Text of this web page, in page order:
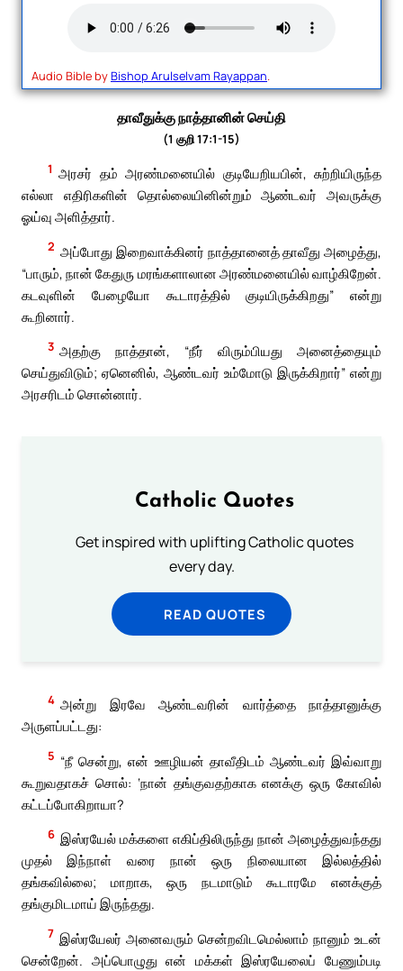
Audio Bible byBishop Arulselvam Rayappan.
தாவீதுக்கு நாத்தானின் செய்தி
(1 குறி 17:1-15)
1 அரசர் தம் அரண்மனையில் குடியேறியபின், சுற்றியிருந்த
எல்லா எதிரிகளின் தொல்லையினின்றும் ஆண்டவர் அவருக்கு
ஓய்வு அளித்தார்.
2 அப்போது இறைவாக்கினர் நாத்தானைத் தாவீது அழைத்து,
“பாரும், நான் கேதுரு மரங்களாலான அரண்மனையில் வாழ்கிறேன்.
கடவுளின் பேழையோ கூடாரத்தில் குடியிருக்கிறது” என்று
கூறினார்.
3 அதற்கு நாத்தான், “நீர் விரும்பியது அனைத்தையும்
செய்துவிடும்; ஏனெனில், ஆண்டவர் உம்மோடு இருக்கிறார்” என்று
அரசரிடம் சொன்னார்.
Catholic Quotes
Get inspired with uplifting Catholic quotes
every day.
READ QUOTES
4 அன்று இரவே ஆண்டவரின் வார்த்தை நாத்தானுக்கு
அருளப்பட்டது:
5 “நீ சென்று, என் ஊழியன் தாவீதிடம் ஆண்டவர் இவ்வாறு
கூறுவதாகச் சொல்: ‘நான் தங்குவதற்காக எனக்கு ஒரு கோவில்
கட்டப்போகிறாயா?
6 இஸ்ரயேல் மக்களை எகிப்திலிருந்து நான் அழைத்துவந்தது
முதல் இந்நாள் வரை நான் ஒரு நிலையான இல்லத்தில்
தங்கவில்லை; மாறாக, ஒரு நடமாடும் கூடாரமே எனக்குத்
தங்குமிடமாய் இருந்தது.
7 இஸ்ரயேலர் அனைவரும் சென்றவிடமெல்லாம் நானும் உடன்
சென்றேன். அப்பொழுது என் மக்கள் இஸ்ரயேலைப் பேணும்படி